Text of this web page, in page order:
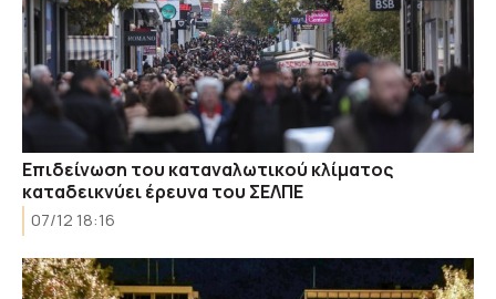
Επιδείνωση του καταναλωτικού κλίματος
καταδεικνύει έρευνα του ΣΕΛΠΕ
07/12 18:16